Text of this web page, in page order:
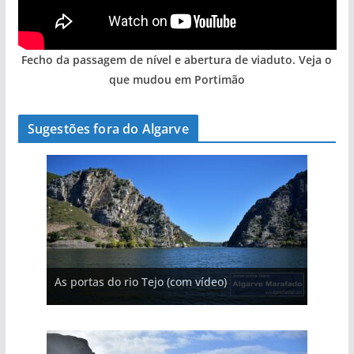
Fecho da passagem de nível e abertura de viaduto. Veja o
que mudou em Portimão
Sugestões fora do Algarve
As portas do rio Tejo (com vídeo)
A piscina natural com cascata
A aldeia mais portuguesa de Portugal (com
vídeo)